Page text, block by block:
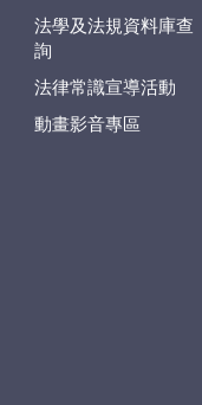
法學及法規資料庫查
詢
法律常識宣導活動
動畫影音專區